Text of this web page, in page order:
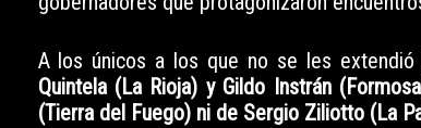
A los únicos a los que no se les
Quintela (La Rioja) y Gildo Instrán
(Tierra del Fuego) ni de Sergio Ziliotto (La